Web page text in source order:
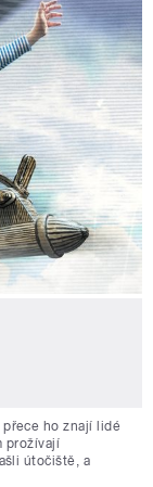
ho znají lidé
prožívají
útočiště, a